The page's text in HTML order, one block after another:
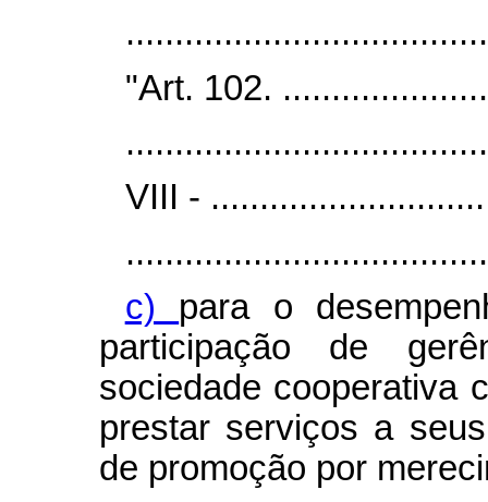
"Art. 102.
VIII -
c) para o
participação de
sociedade cooperativa
prestar serviços a
de promoção por